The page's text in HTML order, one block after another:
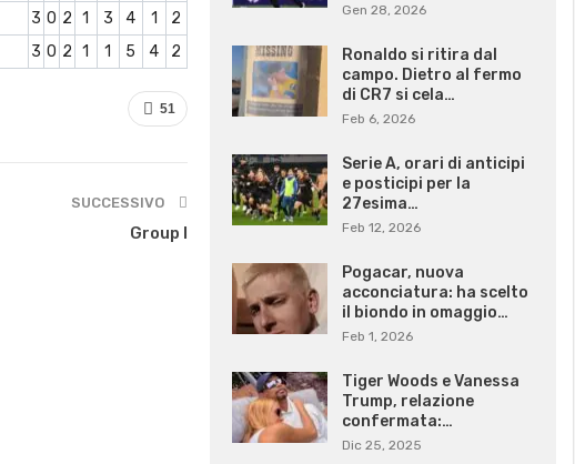
3 0 2 1 3 4 1
2
3 0 2 1 1 5 4 2
51
SUCCESSIVO
Group I
Gen 28, 2026
Ronaldo si ritira dal
campo. Dietro al fermo
di CR7 si cela…
Feb 6, 2026
Serie A, orari di anticipi
e posticipi per la
27esima…
Feb 12, 2026
Pogacar, nuova
acconciatura: ha scelto
il biondo in omaggio…
Feb 1, 2026
Tiger Woods e Vanessa
Trump, relazione
confermata:…
Dic 25, 2025